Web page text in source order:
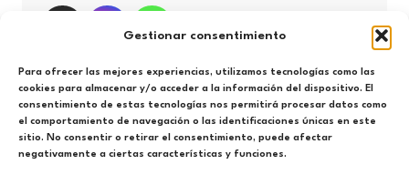
Gestionar consentimiento
Para ofrecer las mejores experiencias, utilizamos tecnologías como las
cookies para almacenar y/o acceder a la información del dispositivo. El
consentimiento de estas tecnologías nos permitirá procesar datos como
el comportamiento de navegación o las identificaciones únicas en este
sitio. No consentir o retirar el consentimiento, puede afectar
negativamente a ciertas características y funciones.
Búsqueda por categorías
Búsqueda